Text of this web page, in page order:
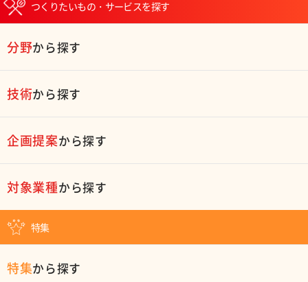
つくりたいもの・サービスを探す
分野から探す
技術から探す
企画提案から探す
対象業種から探す
特集
特集から探す